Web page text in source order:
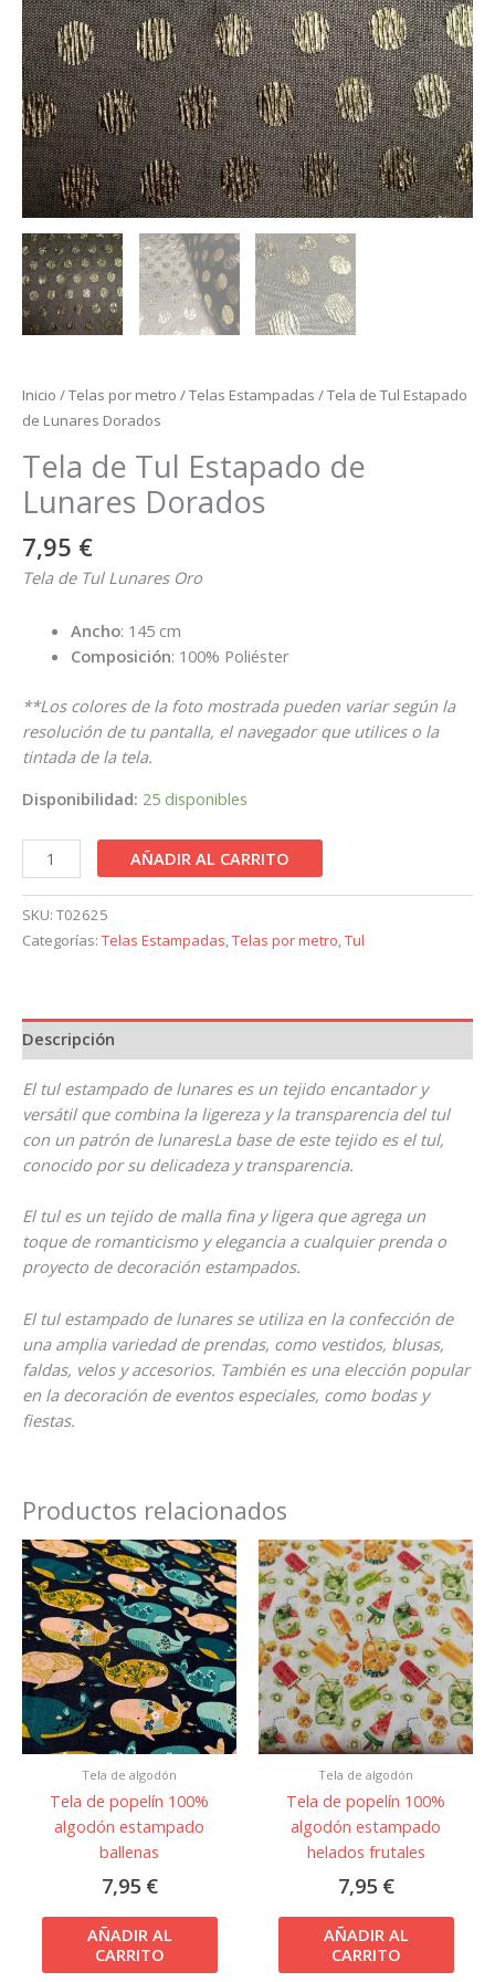
Inicio /Telas por metro /Telas Estampadas / Tela de Tul Estapado
de Lunares Dorados
Tela de Tul Estapado de
Lunares Dorados
7,95 €
Tela de Tul Lunares Oro
Ancho: 145 cm
Composición: 100% Poliéster
**Los colores de la foto mostrada pueden variar según la
resolución de tu pantalla, el navegador que utilices o la
tintada de la tela.
Disponibilidad: 25 disponibles
AÑADIR AL CARRITO
SKU: T02625
Categorías: Telas Estampadas,Telas por metro,Tul
Descripción
El tul estampado de lunares es un tejido encantador y
versátil que combina la ligereza y la transparencia del tul
con un patrón de lunaresLa base de este tejido es el tul,
conocido por su delicadeza y transparencia.
El tul es un tejido de malla fina y ligera que agrega un
toque de romanticismo y elegancia a cualquier prenda o
proyecto de decoración estampados.
El tul estampado de lunares se utiliza en la confección de
una amplia variedad de prendas, como vestidos, blusas,
faldas, velos y accesorios. También es una elección popular
en la decoración de eventos especiales, como bodas y
fiestas.
Productos relacionados
Tela de algodón
Tela de popelín 100%
algodón estampado
ballenas
7,95 €
AÑADIR AL
CARRITO
Tela de algodón
Tela de popelín 100%
algodón estampado
helados frutales
7,95 €
AÑADIR AL
CARRITO